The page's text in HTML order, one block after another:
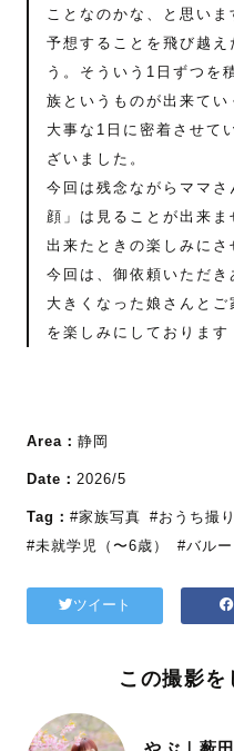
ことなのかな、と思い
予想することを飛び越え
う。そういう1日ずつを
族というものが出来てい
大事な1日に密着させて
ざいました。
今回は残念ながらママ
顔」は見ることが出来
出来たときの楽しみに
今回は、御依頼いただ
大きくなった娘さんと
を楽しみにしております
Area： 静岡
Date： 2026/5
Tag： #家族写真 #おうち撮り
#未就学児（〜6歳）
#バルー
ツイート
この撮影を